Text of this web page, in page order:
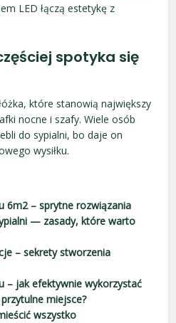
LED łączą estetykę z
spotyka się
które stanowią największy
nocne i szafy. Wiele osób
do sypialni, bo daje on
wysiłku.
6m2 – sprytne rozwiązania
— zasady, które warto
– sekrety stworzenia
– jak efektywnie wykorzystać
miejsce?
wszystko